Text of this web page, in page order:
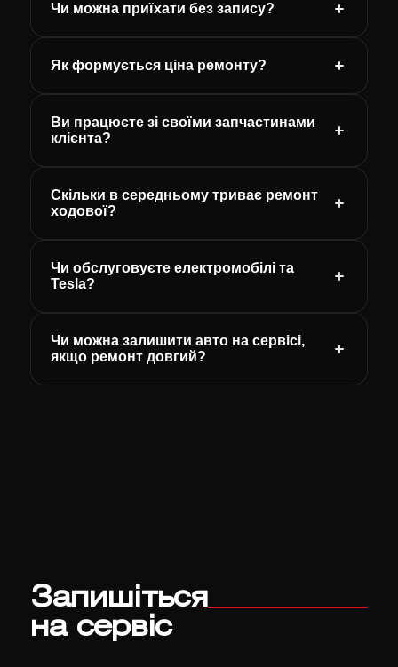
Чи можна приїхати без запису?
Як формується ціна ремонту?
Ви працюєте зі своїми запчастинами
клієнта?
Скільки в середньому триває ремонт
ходової?
Чи обслуговуєте електромобілі та
Tesla?
Чи можна залишити авто на сервісі,
якщо ремонт довгий?
Запишіться
на сервіс